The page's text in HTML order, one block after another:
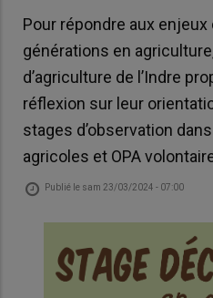
Pour répondre aux
générations en
d’agriculture de l’Indre
réflexion sur leur
stages d’observation
agricoles et OPA
Publié le sam 23/03/2024 - 07:00